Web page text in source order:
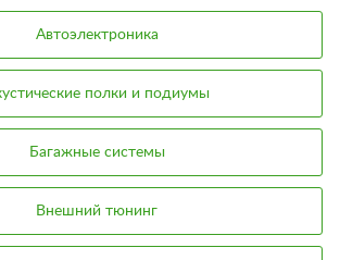
Автоэлектроника
полки и подиумы
Багажные системы
Внешний тюнинг